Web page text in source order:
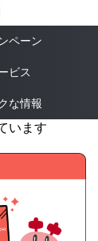
ペーン
ビス
な情報
います